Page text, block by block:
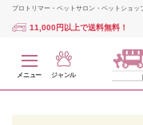
プロトリマー・ペットサロン・ペットショッ
11,000円以上で送料無料！
メニュー ジャンル